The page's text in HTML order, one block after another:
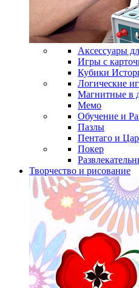
Аксессуары
Игры с
Кубики
Логические
Магнитные в
Мемо
Обучение и
Пазлы
Пентаго и
Покер
Творчество и рисование